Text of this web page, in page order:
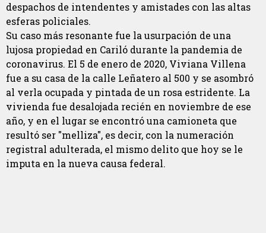
despachos de intendentes y amistades con las altas
esferas policiales.
Su caso más resonante fue la usurpación de una
lujosa propiedad en Cariló durante la pandemia de
coronavirus. El 5 de enero de 2020, Viviana Villena
fue a su casa de la calle Leñatero al 500 y se asombró
al verla ocupada y pintada de un rosa estridente. La
vivienda fue desalojada recién en noviembre de ese
año, y en el lugar se encontró una camioneta que
resultó ser "melliza", es decir, con la numeración
registral adulterada, el mismo delito que hoy se le
imputa en la nueva causa federal.